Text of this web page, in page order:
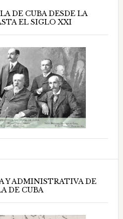
DE CUBA DESDE LA
EL SIGLO XXI
Y ADMINISTRATIVA DE
DE CUBA